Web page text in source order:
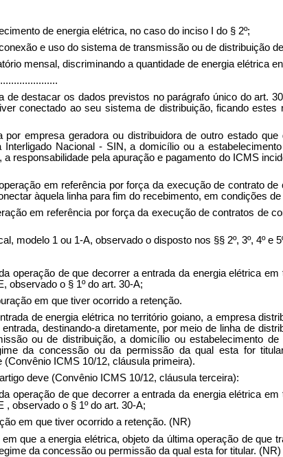
de energia elétrica, no caso do inciso I do § 2º;
e uso do sistema de transmissão ou de distribuição
mensal, discriminando a quantidade de energia elétrica
destacar os dados previstos no parágrafo único do art.
conectado ao seu sistema de distribuição, ficando
empresa geradora ou distribuidora de outro estado
Nacional - SIN, a domicílio ou a
responsabilidade pela apuração e pagamento do ICMS
em referência por força da execução de contrato
àquela linha para fim do recebimento, em condições
em referência por força da execução de contratos de
1 ou 1-A, observado o disposto nos §§ 2º, 3º, 4º e
operação de que decorrer a entrada da energia elétrica
observado o § 1º do art. 30-A;
em que tiver ocorrido a retenção.
de energia elétrica no território goiano, a empresa
destinando-a diretamente, por meio de linha de
ou de distribuição, a domicílio ou estabelecimento
da concessão ou da permissão da qual esta for
ICMS 10/12, cláusula primeira).
deve (Convênio ICMS 10/12, cláusula terceira):
operação de que decorrer a entrada da energia elétrica
, observado o § 1º do art. 30-A;
em que tiver ocorrido a retenção. (NR)
que a energia elétrica, objeto da última operação de que
da concessão ou permissão da qual esta for titular. (NR)